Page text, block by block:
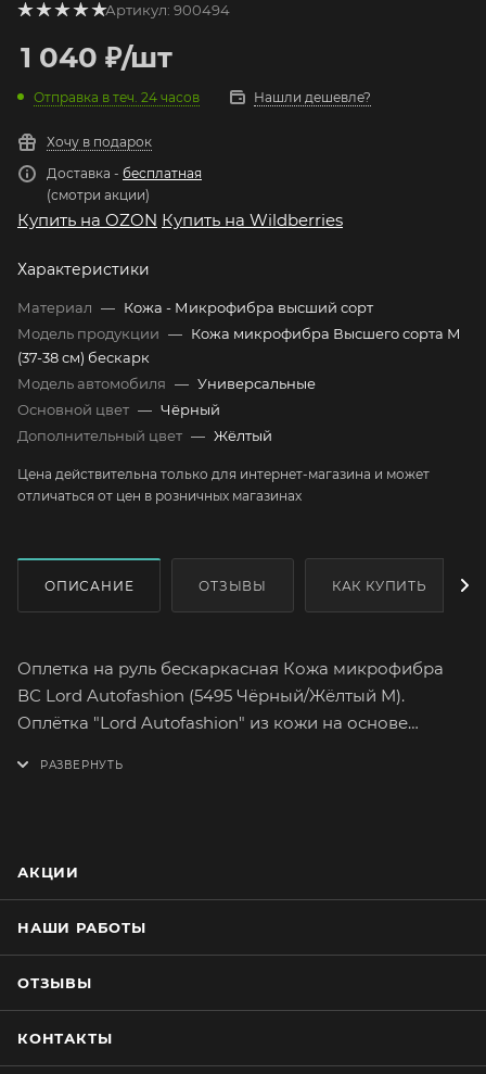
Артикул: 900494
1 040 ₽/шт
Отправка в теч. 24 часов Нашли дешевле?
Хочу в подарок
Доставка - бесплатная
(смотри акции)
Купить на OZON Купить на Wildberries
Характеристики
Материал — Кожа - Микрофибра высший сорт
Модель продукции — Кожа микрофибра Высшего сорта М
(37-38 см) бескарк
Модель автомобиля — Универсальные
Основной цвет — Чёрный
Дополнительный цвет — Жёлтый
Цена действительна только для интернет-магазина и может
отличаться от цен в розничных магазинах
ОПИСАНИЕ ОТЗЫВЫ КАК КУПИТЬ
Оплетка на руль бескаркасная Кожа микрофибра
ВС Lord Autofashion (5495 Чёрный/Жёлтый M).
Оплётка "Lord Autofashion" из кожи на основе
Высококачественная микрофибра имеет множество
целостность оригинального материала руля.
форму. Обхват тонкого руля можно увеличить,
пены. Установка не займёт много времени. В
АКЦИИ
НАШИ РАБОТЫ
ОТЗЫВЫ
КОНТАКТЫ